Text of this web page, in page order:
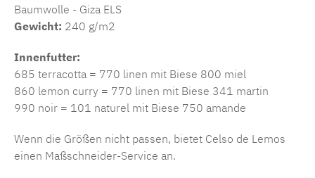
Baumwolle - Giza ELS
Gewicht: 240 g/m2
Innenfutter:
685 terracotta = 770 linen mit Biese 800 miel
860 lemon curry = 770 linen mit Biese 341 martin
990 noir = 101 naturel mit Biese 750 amande
Wenn die Größen nicht passen, bietet Celso de Lemos
einen Maßschneider-Service an.